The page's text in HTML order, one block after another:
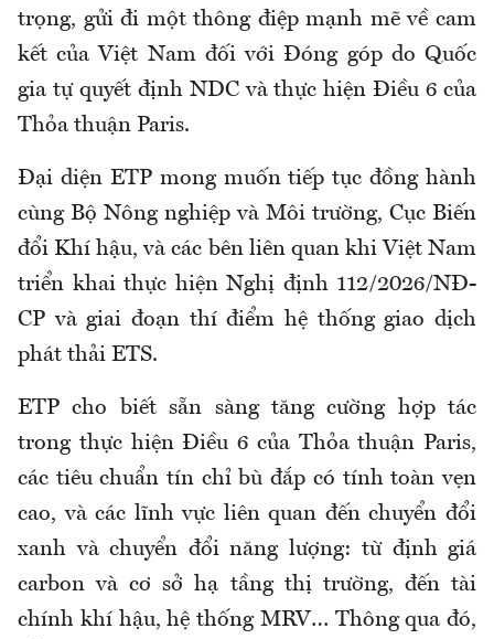
trọng, gửi đi một thông điệp mạnh mẽ về cam
kết của Việt Nam đối với Đóng góp do Quốc
gia tự quyết định NDC và thực hiện Điều 6 của
Thỏa thuận Paris.
Đại diện ETP mong muốn tiếp tục đồng hành
cùng Bộ Nông nghiệp và Môi trường, Cục Biến
đổi Khí hậu, và các bên liên quan khi Việt Nam
triển khai thực hiện Nghị định 112/2026/NĐ-
CP và giai đoạn thí điểm hệ thống giao dịch
phát thải ETS.
ETP cho biết sẵn sàng tăng cường hợp tác
trong thực hiện Điều 6 của Thỏa thuận Paris,
các tiêu chuẩn tín chỉ bù đắp có tính toàn vẹn
cao, và các lĩnh vực liên quan đến chuyển đổi
xanh và chuyển đổi năng lượng: từ định giá
carbon và cơ sở hạ tầng thị trường, đến tài
chính khí hậu, hệ thống MRV… Thông qua đó,